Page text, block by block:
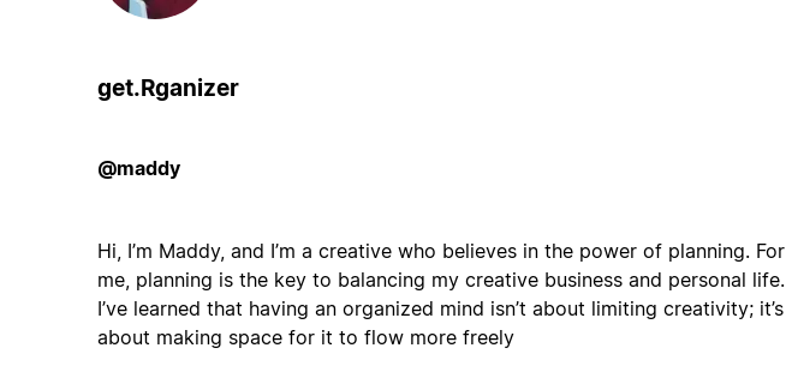
get.Rganizer
@maddy
Hi, I’m Maddy, and I’m a creative who believes in the power of planning. For
me, planning is the key to balancing my creative business and personal life.
I’ve learned that having an organized mind isn’t about limiting creativity; it’s
about making space for it to flow more freely